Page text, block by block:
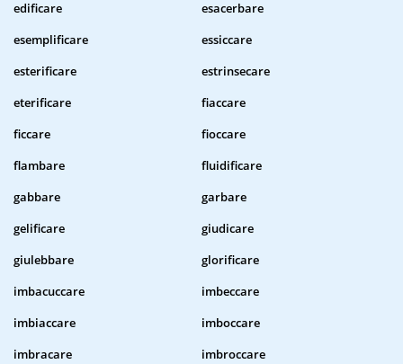
edificare
esacerbare
esemplificare
essiccare
esterificare
estrinsecare
eterificare
fiaccare
ficcare
fioccare
flambare
fluidificare
gabbare
garbare
gelificare
giudicare
giulebbare
glorificare
imbacuccare
imbeccare
imbiaccare
imboccare
imbracare
imbroccare